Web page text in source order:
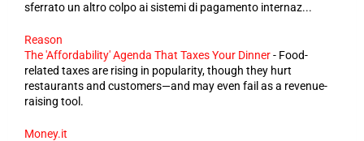
sferrato un altro colpo ai sistemi di pagamento internaz...
Reason
The 'Affordability' Agenda That Taxes Your Dinner- Food-
related taxes are rising in popularity, though they hurt
restaurants and customers—and may even fail as a revenue-
raising tool.
Money.it